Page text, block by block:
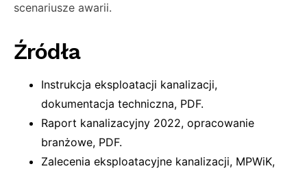
scenariusze awarii.
Źródła
Instrukcja eksploatacji kanalizacji,
dokumentacja techniczna, PDF.
Raport kanalizacyjny 2022, opracowanie
branżowe, PDF.
Zalecenia eksploatacyjne kanalizacji, MPWiK,